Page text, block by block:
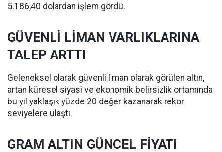
5.186,40 dolardan işlem gördü.
GÜVENLİ LİMAN VARLIKLARINA
TALEP ARTTI
Geleneksel olarak güvenli liman olarak görülen altın,
artan küresel siyasi ve ekonomik belirsizlik ortamında
bu yıl yaklaşık yüzde 20 değer kazanarak rekor
seviyelere ulaştı.
GRAM ALTIN GÜNCEL FİYATI